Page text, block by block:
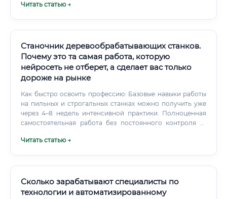
лесозаготовительных и лесохозяйственных
Читать статью →
Станочник деревообрабатывающих станков.
Почему это та самая работа, которую
нейросеть не отберет, а сделает вас только
дороже на рынке
Как быстро освоить профессию: Базовые навыки работы
на пильных и строгальных станках можно получить уже
через 4–8 недель интенсивной практики. Полноценная
самостоятельная работа без постоянного контроля —
оборудовании потребуется дополнительно 1–2 месяца
Читать статью →
Сколько зарабатывают специалисты по
технологии и автоматизированному